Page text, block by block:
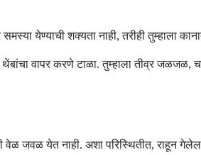
येण्याची शक्यता नाही, तरीही
वापर करणे टाळा. तुम्हाला तीव्र जळजळ,
वेळ जवळ येत नाही. अशा परिस्थितीत,